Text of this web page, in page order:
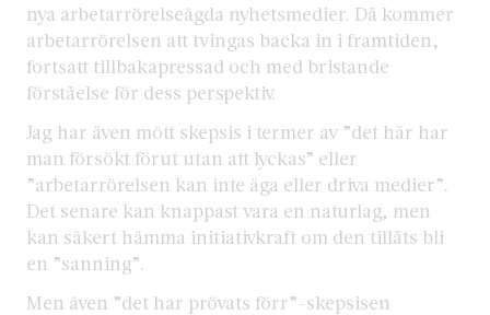
nya arbetarrörelseägda nyhetsmedier. Då kommer
arbetarrörelsen att tvingas backa in i framtiden,
fortsatt tillbakapressad och med bristande
förståelse för dess perspektiv.
Jag har även mött skepsis i termer av ”det här har
man försökt förut utan att lyckas” eller
”arbetarrörelsen kan inte äga eller driva medier”.
Det senare kan knappast vara en naturlag, men
kan säkert hämma initiativkraft om den tillåts bli
en ”sanning”.
Men även ”det har prövats förr”-skepsisen